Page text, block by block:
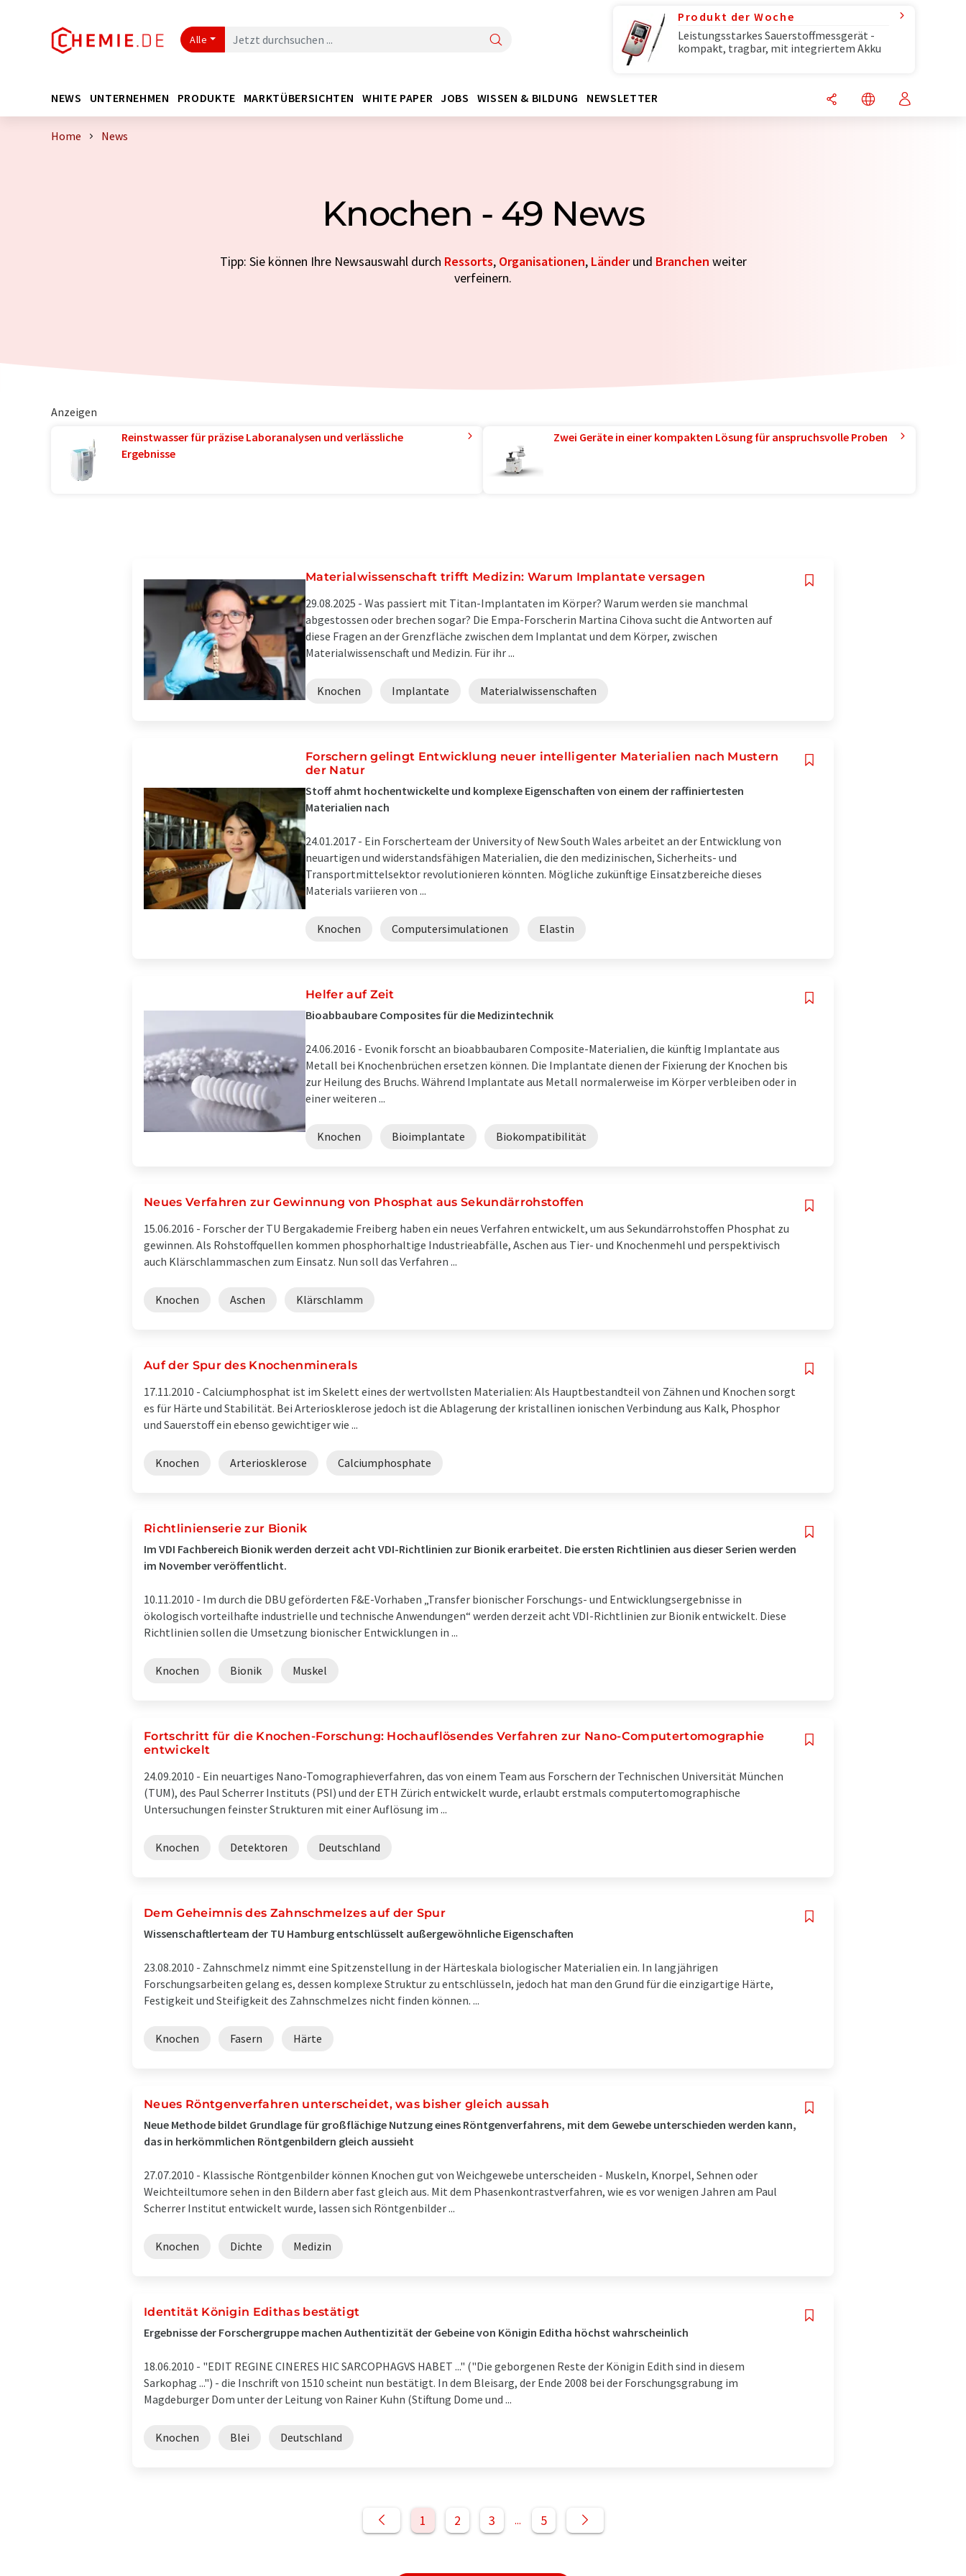
Alle
Produkt der Woche
Leistungsstarkes Sauerstoffmessgerät -
kompakt, tragbar, mit integriertem Akku
NEWS UNTERNEHMEN PRODUKTE MARKTÜBERSICHTEN WHITE PAPER JOBS WISSEN & BILDUNG NEWSLETTER
Home News
Knochen - 49 News
Tipp: Sie können Ihre Newsauswahl durch Ressorts, Organisationen, Länderund Branchen weiter
verfeinern.
Anzeigen
Reinstwasser für präzise Laboranalysen und verlässliche
Ergebnisse
Zwei Geräte in einer kompakten Lösung für anspruchsvolle Proben
Materialwissenschaft trifft Medizin: Warum Implantate versagen
29.08.2025 - Was passiert mit Titan-Implantaten im Körper? Warum werden sie manchmal
abgestossen oder brechen sogar? Die Empa-Forscherin Martina Cihova sucht die Antworten auf
diese Fragen an der Grenzfläche zwischen dem Implantat und dem Körper, zwischen
Materialwissenschaft und Medizin. Für ihr ...
Knochen Implantate Materialwissenschaften
Forschern gelingt Entwicklung neuer intelligenter Materialien nach Mustern
der Natur
Stoff ahmt hochentwickelte und komplexe Eigenschaften von einem der raffiniertesten
Materialien nach
24.01.2017 - Ein Forscherteam der University of New South Wales arbeitet an der Entwicklung von
neuartigen und widerstandsfähigen Materialien, die den medizinischen, Sicherheits- und
Transportmittelsektor revolutionieren könnten. Mögliche zukünftige Einsatzbereiche dieses
Materials variieren von ...
Knochen Computersimulationen Elastin
Helfer auf Zeit
Bioabbaubare Composites für die Medizintechnik
24.06.2016 - Evonik forscht an bioabbaubaren Composite-Materialien, die künftig Implantate aus
Metall bei Knochenbrüchen ersetzen können. Die Implantate dienen der Fixierung der Knochen bis
zur Heilung des Bruchs. Während Implantate aus Metall normalerweise im Körper verbleiben oder in
einer weiteren ...
Knochen Bioimplantate Biokompatibilität
Neues Verfahren zur Gewinnung von Phosphat aus Sekundärrohstoffen
15.06.2016 - Forscher der TU Bergakademie Freiberg haben ein neues Verfahren entwickelt, um aus Sekundärrohstoffen Phosphat zu
gewinnen. Als Rohstoffquellen kommen phosphorhaltige Industrieabfälle, Aschen aus Tier- und Knochenmehl und perspektivisch
auch Klärschlammaschen zum Einsatz. Nun soll das Verfahren ...
Knochen Aschen Klärschlamm
Auf der Spur des Knochenminerals
17.11.2010 - Calciumphosphat ist im Skelett eines der wertvollsten Mate­rialien: Als Hauptbestandteil von Zähnen und Knochen sorgt
es für Härte und Stabilität. Bei Arteriosklerose jedoch ist die Ablagerung der kristallinen ionischen Verbindung aus Kalk, Phosphor
und Sauerstoff ein ebenso gewichtiger wie ...
Knochen Arteriosklerose Calciumphosphate
Richtlinienserie zur Bionik
Im VDI Fachbereich Bionik werden derzeit acht VDI-Richtlinien zur Bionik erarbeitet. Die ersten Richtlinien aus dieser Serien werden
im November veröffentlicht.
10.11.2010 - Im durch die DBU geförderten F&E-Vorhaben „Transfer bionischer Forschungs- und Entwicklungsergebnisse in
ökologisch vorteilhafte industrielle und technische Anwendungen“ werden derzeit acht VDI-Richtlinien zur Bionik entwickelt. Diese
Richtlinien sollen die Umsetzung bionischer Entwicklungen in ...
Knochen Bionik Muskel
Fortschritt für die Knochen-Forschung: Hochauflösendes Verfahren zur Nano-Computertomographie
entwickelt
24.09.2010 - Ein neuartiges Nano-Tomographieverfahren, das von einem Team aus Forschern der Technischen Universität München
(TUM), des Paul Scherrer Instituts (PSI) und der ETH Zürich entwickelt wurde, erlaubt erstmals computertomographische
Untersuchungen feinster Strukturen mit einer Auflösung im ...
Knochen Detektoren Deutschland
Dem Geheimnis des Zahnschmelzes auf der Spur
Wissenschaftlerteam der TU Hamburg entschlüsselt außergewöhnliche Eigenschaften
23.08.2010 - Zahnschmelz nimmt eine Spitzenstellung in der Härteskala biologischer Materialien ein. In langjährigen
Forschungsarbeiten gelang es, dessen komplexe Struktur zu entschlüsseln, jedoch hat man den Grund für die einzigartige Härte,
Festigkeit und Steifigkeit des Zahnschmelzes nicht finden können. ...
Knochen Fasern Härte
Neues Röntgenverfahren unterscheidet, was bisher gleich aussah
Neue Methode bildet Grundlage für großflächige Nutzung eines Röntgenverfahrens, mit dem Gewebe unterschieden werden kann,
das in herkömmlichen Röntgenbildern gleich aussieht
27.07.2010 - Klassische Röntgenbilder können Knochen gut von Weichgewebe unterscheiden - Muskeln, Knorpel, Sehnen oder
Weichteiltumore sehen in den Bildern aber fast gleich aus. Mit dem Phasenkontrastverfahren, wie es vor wenigen Jahren am Paul
Scherrer Institut entwickelt wurde, lassen sich Röntgenbilder ...
Knochen Dichte Medizin
Identität Königin Edithas bestätigt
Ergebnisse der Forschergruppe machen Authentizität der Gebeine von Königin Editha höchst wahrscheinlich
18.06.2010 - "EDIT REGINE CINERES HIC SARCOPHAGVS HABET ..." ("Die geborgenen Reste der Königin Edith sind in diesem
Sarkophag ...") - die Inschrift von 1510 scheint nun bestätigt. In dem Bleisarg, der Ende 2008 bei der Forschungsgrabung im
Magdeburger Dom unter der Leitung von Rainer Kuhn (Stiftung Dome und ...
Knochen Blei Deutschland
1 2 3 ... 5